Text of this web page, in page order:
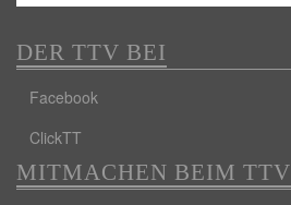
DER TTV BEI
Facebook
ClickTT
MITMACHEN BEIM TTV